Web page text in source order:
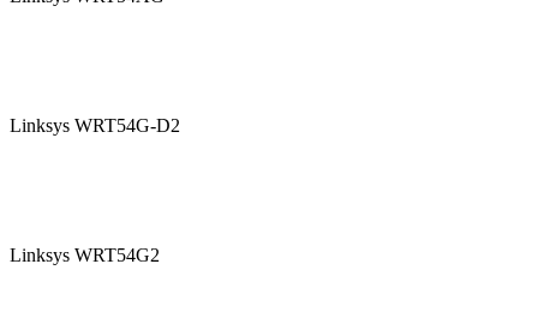
Linksys WRT54G-D2
Linksys WRT54G2